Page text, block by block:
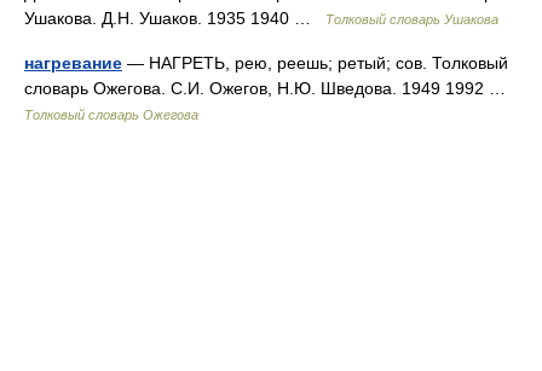
Ушакова. Д.Н. Ушаков. 1935 1940 …
Толковый словарь Ушакова
нагревание — НАГРЕТЬ, рею, реешь; ретый; сов. Толковый
словарь Ожегова. С.И. Ожегов, Н.Ю. Шведова. 1949 1992 …
Толковый словарь Ожегова